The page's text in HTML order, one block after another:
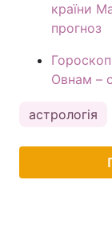
країни
прогноз
Овнам –
астрологія